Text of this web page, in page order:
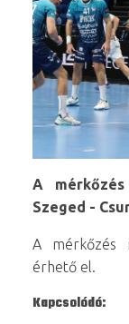
A mérkőzés
Szeged -
A mérkőzés
érhető el.
Kapcsolódó: